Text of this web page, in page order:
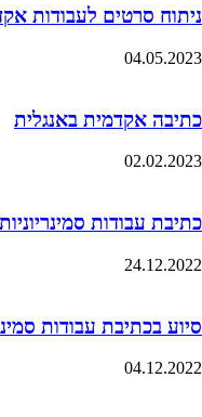
ניתוח סרטים לעבודות
04.05.2023
כתיבה אקדמית באנגלית
02.02.2023
כתיבת עבודות
24.12.2022
סיוע בכתיבת עבודות
04.12.2022